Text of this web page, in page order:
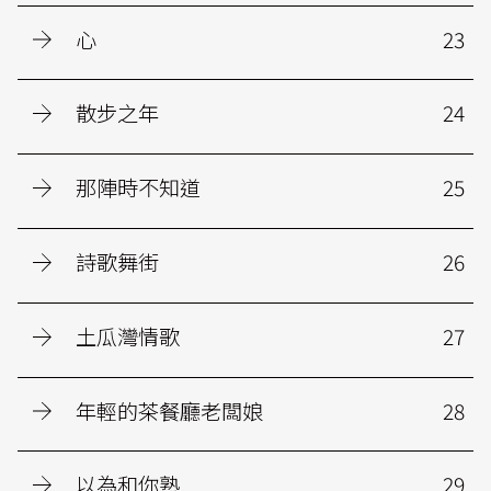
心 23
散步之年 24
那陣時不知道 25
詩歌舞街 26
土瓜灣情歌 27
年輕的茶餐廳老闆娘 28
以為和你熟 29